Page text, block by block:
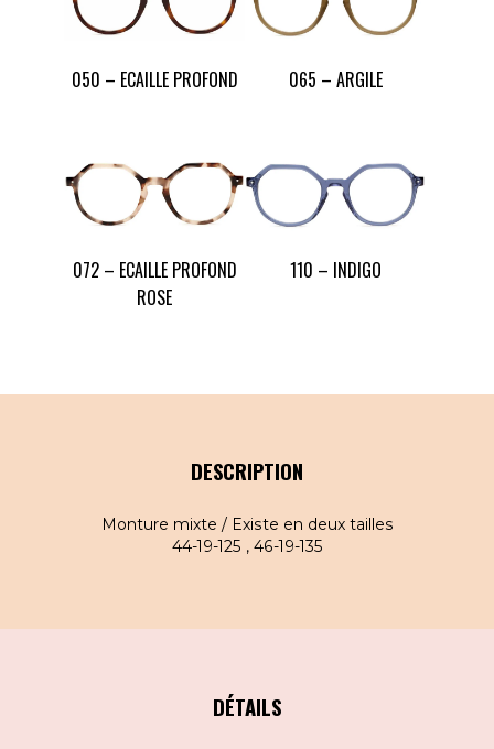
050 – ECAILLE PROFOND 065 – ARGILE
072 – ECAILLE PROFOND
ROSE
110 – INDIGO
DESCRIPTION
Monture mixte / Existe en deux tailles
44-19-125 , 46-19-135
DÉTAILS